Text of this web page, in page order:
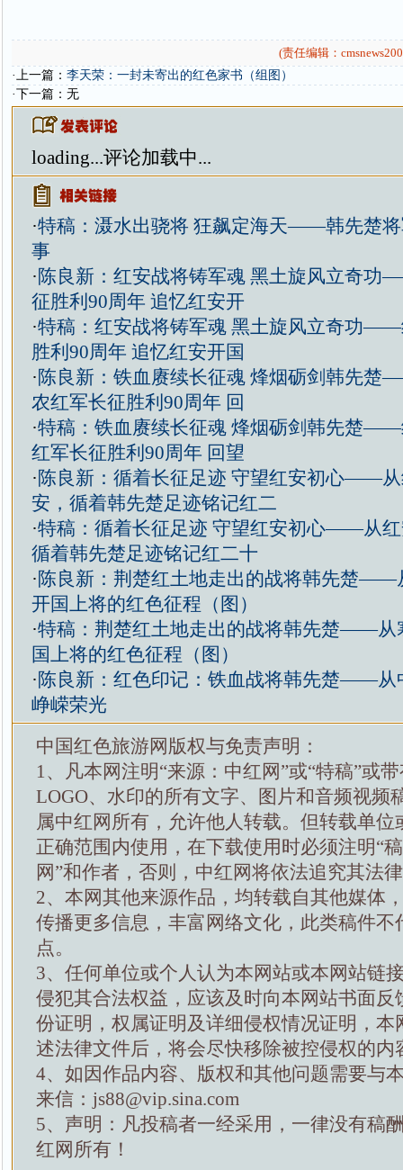
(责任编辑：
·上一篇： 李天荣：一封未寄出的红色家书（组图）
·下一篇：无
loading...评论加载中...
·特稿：滠水出骁将 狂飙定海天——韩先楚
事
·陈良新：红安战将铸军魂 黑土旋风立奇功
征胜利90周年 追忆红安开
·特稿：红安战将铸军魂 黑土旋风立奇功
胜利90周年 追忆红安开国
·陈良新：铁血赓续长征魂 烽烟砺剑韩先楚
农红军长征胜利90周年 回
·特稿：铁血赓续长征魂 烽烟砺剑韩先楚
红军长征胜利90周年 回望
·陈良新：循着长征足迹 守望红安初心——
安，循着韩先楚足迹铭记红二
·特稿：循着长征足迹 守望红安初心——从
循着韩先楚足迹铭记红二十
·陈良新：荆楚红土地走出的战将韩先楚——
开国上将的红色征程（图）
·特稿：荆楚红土地走出的战将韩先楚——从
国上将的红色征程（图）
·陈良新：红色印记：铁血战将韩先楚——从
峥嵘荣光
中国红色旅游网版权与免责声明：
1、凡本网注明“来源：中红网”或“特稿”或
LOGO、水印的所有文字、图片和音频视频
属中红网所有，允许他人转载。但转载单位
正确范围内使用，在下载使用时必须注明“
网”和作者，否则，中红网将依法追究其法
2、本网其他来源作品，均转载自其他媒体
传播更多信息，丰富网络文化，此类稿件不
点。
3、任何单位或个人认为本网站或本网站链
侵犯其合法权益，应该及时向本网站书面反
份证明，权属证明及详细侵权情况证明，本
述法律文件后，将会尽快移除被控侵权的内
4、如因作品内容、版权和其他问题需要与
来信：js88@vip.sina.com
5、声明：凡投稿者一经采用，一律没有稿
红网所有！